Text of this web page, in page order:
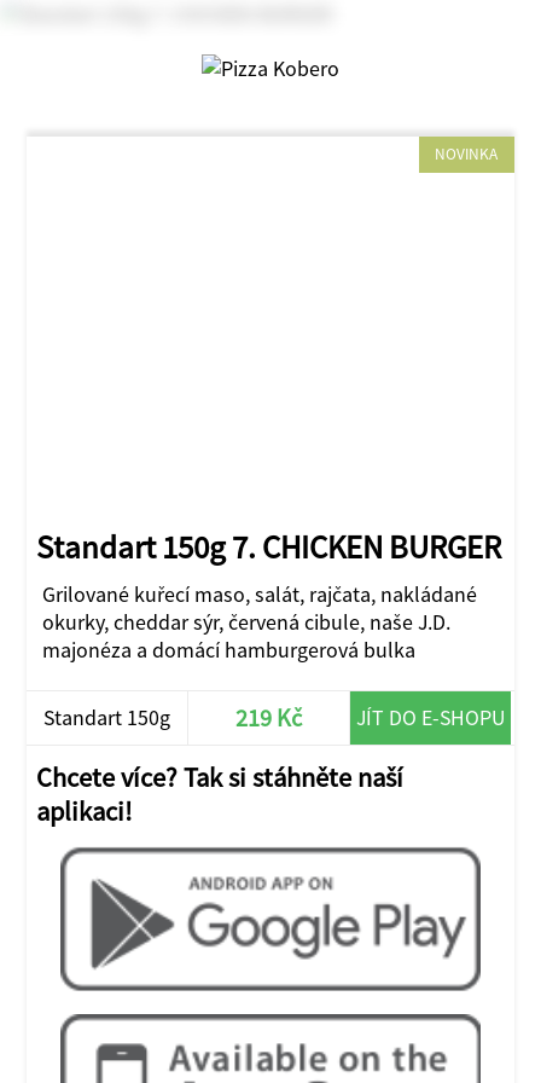
NOVINKA
Standart 150g 7. CHICKEN BURGER
Grilované kuřecí maso, salát, rajčata, nakládané
okurky, cheddar sýr, červená cibule, naše J.D.
majonéza a domácí hamburgerová bulka
Standart 150g 219 Kč JÍT DO E-SHOPU
Chcete více? Tak si stáhněte naší
aplikaci!